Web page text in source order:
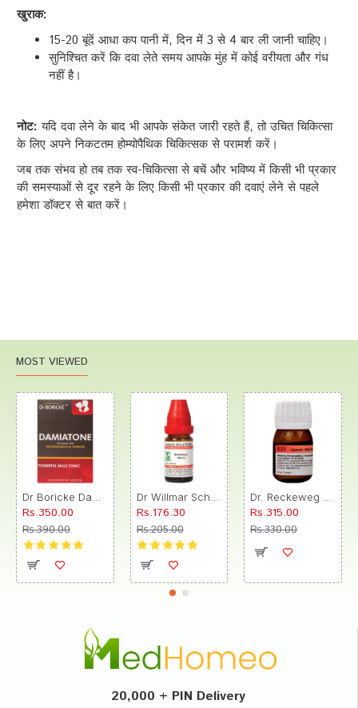
खुराक:
15-20 बूंदें आधा कप पानी में, दिन में 3 से 4 बार ली जानी चाहिए।
सुनिश्चित करें कि दवा लेते समय आपके मुंह में कोई वरीयता और गंध
नहीं है।
नोट: यदि दवा लेने के बाद भी आपके संकेत जारी रहते हैं, तो उचित चिकित्सा
के लिए अपने निकटतम होम्योपैथिक चिकित्सक से परामर्श करें।
जब तक संभव हो तब तक स्व-चिकित्सा से बचें और भविष्य में किसी भी प्रकार
की समस्याओं से दूर रहने के लिए किसी भी प्रकार की दवाएं लेने से पहले
हमेशा डॉक्टर से बात करें।
MOST VIEWED
Rs.350.00
Rs.390.00
Rs.176.30
Rs.205.00
Rs.315.00
Rs.330.00
20,000 + PIN Delivery